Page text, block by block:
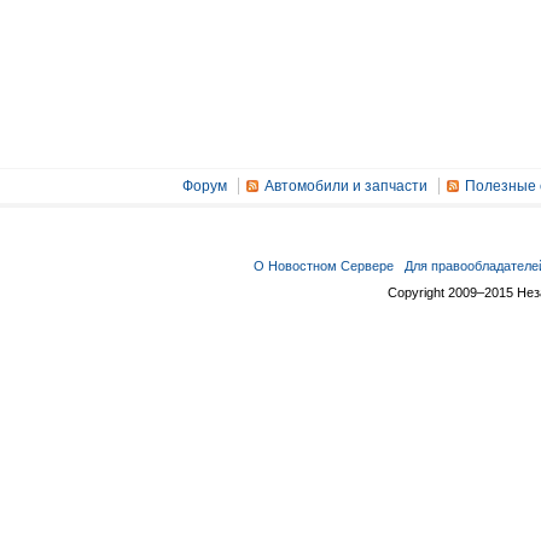
Форум Автомобили и запчасти Полезные
О Новостном Сервере
Для
Copyright 2009–2015